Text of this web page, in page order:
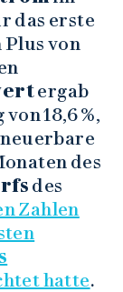
das erste
von
ergab
18,6 %,
des
des
Zahlen
hatte.